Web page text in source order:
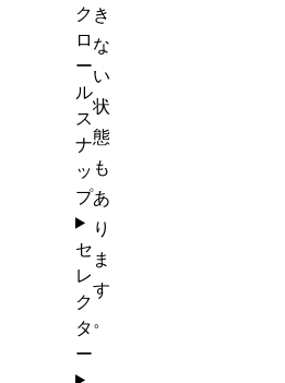
き
な
い
状
態
も
あ
り
ま
す
。
ク
ロ
ー
ル
ス
ナ
ッ
プ
セ
レ
ク
タ
ー